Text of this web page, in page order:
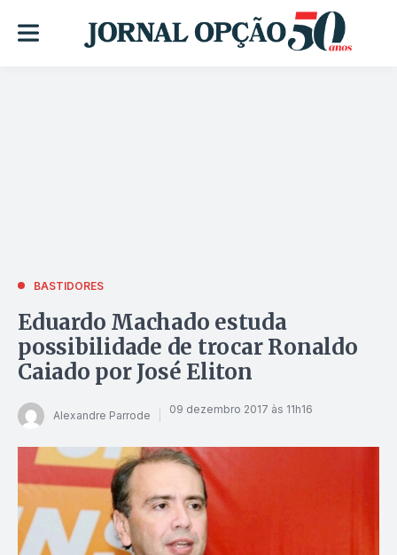
BASTIDORES
Eduardo Machado estuda
possibilidade de trocar Ronaldo
Caiado por José Eliton
Alexandre Parrode 09 dezembro 2017 às 11h16